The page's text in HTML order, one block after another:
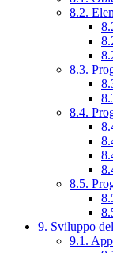
8.2.
8.3.
8.4.
8.5.
9. Sviluppo
9.1.